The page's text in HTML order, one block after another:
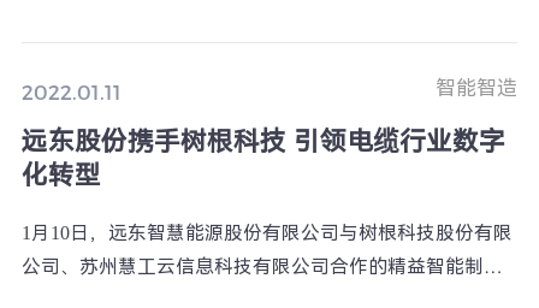
2022.01.11 智能智造
远东股份携手树根科技 引领电缆行业数字
化转型
1月10日，远东智慧能源股份有限公司与树根科技股份有限
公司、苏州慧工云信息科技有限公司合作的精益智能制造